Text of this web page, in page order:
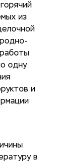
из
одну
и
в